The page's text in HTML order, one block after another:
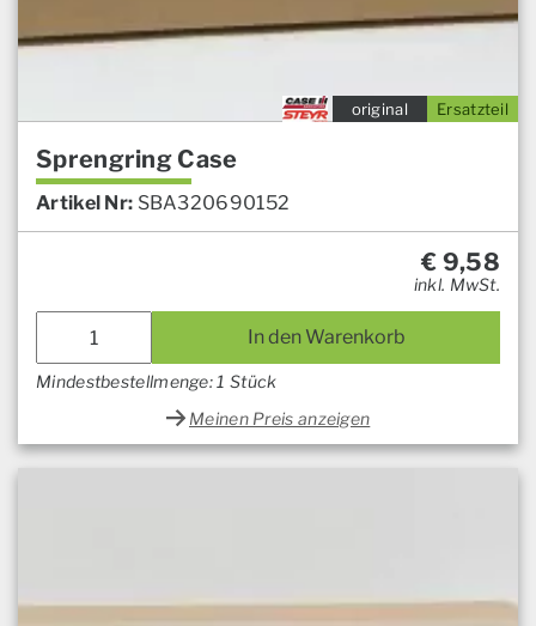
Ersatzteil
original
Sprengring Case
Artikel Nr: SBA320690152
€ 9,58
inkl. MwSt.
In den Warenkorb
Mindestbestellmenge: 1 Stück
Meinen Preis anzeigen